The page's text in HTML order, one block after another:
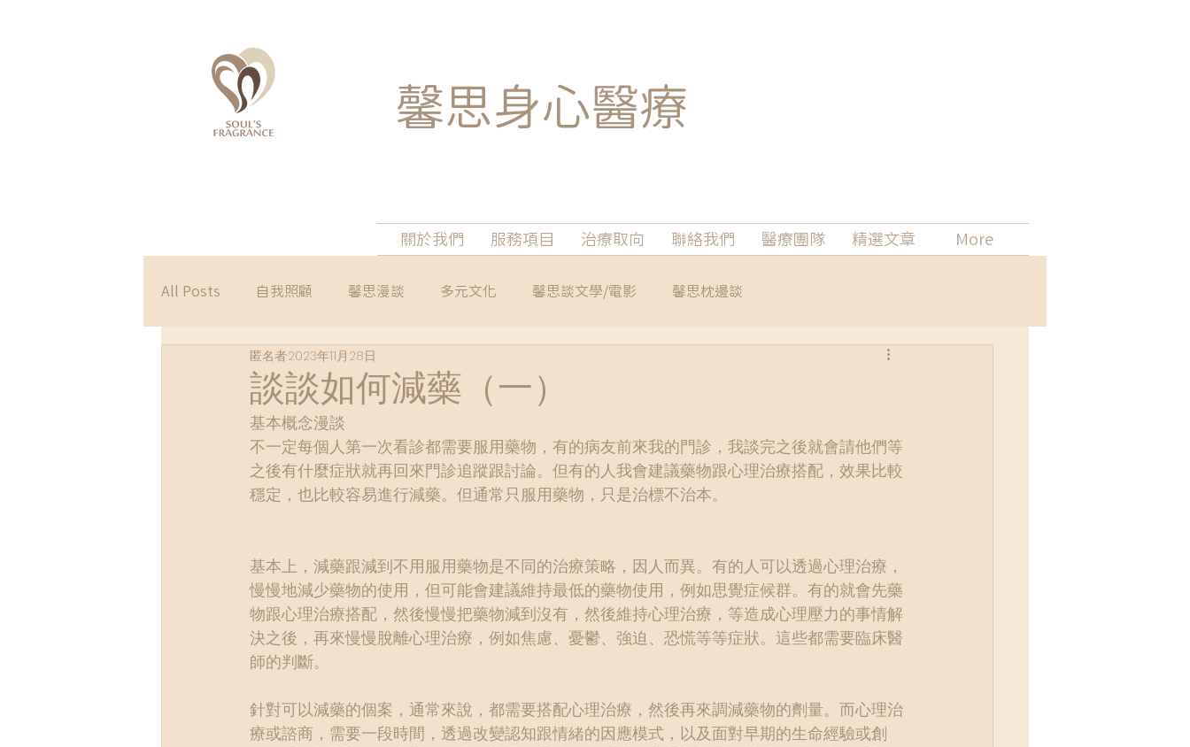
馨思身心醫療
關於我們 服務項目 治療取向 聯絡我們 醫療團隊 精選文章 More
All Posts 自我照顧 馨思漫談 多元文化 馨思談文學/電影 馨思枕邊談
談談如何減藥（一）
匿名者2023年11月28日
基本概念漫談
不一定每個人第一次看診都需要服用藥物，有的病友前來我的門診，我談完之後就會請他們等
之後有什麼症狀就再回來門診追蹤跟討論。但有的人我會建議藥物跟心理治療搭配，效果比較
穩定，也比較容易進行減藥。但通常只服用藥物，只是治標不治本。
基本上，減藥跟減到不用服用藥物是不同的治療策略，因人而異。有的人可以透過心理治療，
慢慢地減少藥物的使用，但可能會建議維持最低的藥物使用，例如思覺症候群。有的就會先藥
物跟心理治療搭配，然後慢慢把藥物減到沒有，然後維持心理治療，等造成心理壓力的事情解
決之後，再來慢慢脫離心理治療，例如焦慮、憂鬱、強迫、恐慌等等症狀。這些都需要臨床醫
師的判斷。
針對可以減藥的個案，通常來說，都需要搭配心理治療，然後再來調減藥物的劑量。而心理治
療或諮商，需要一段時間，透過改變認知跟情緒的因應模式，以及面對早期的生命經驗或創